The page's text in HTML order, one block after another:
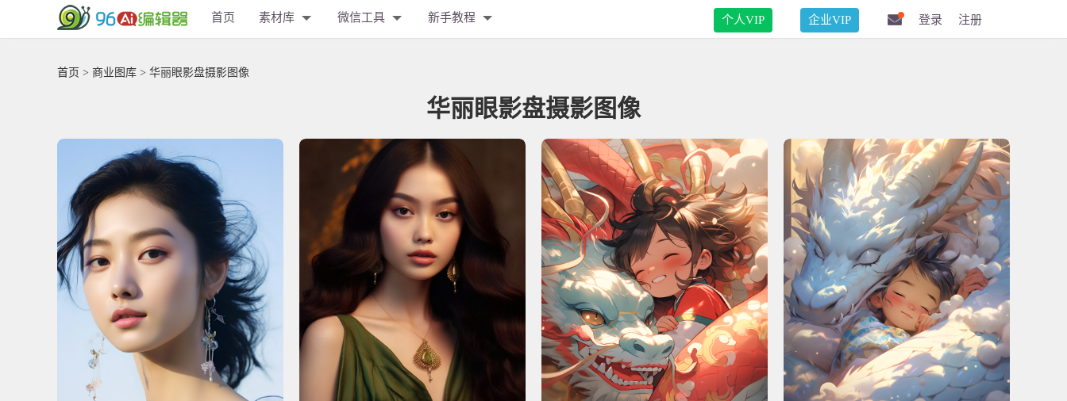
首页 素材库 微信工具 新手教程 个人VIP 企业VIP 登录 注册
首页 > 商业图库 > 华丽眼影盘摄影图像
华丽眼影盘摄影图像